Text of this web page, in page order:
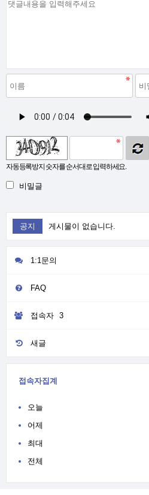
자동등록방지 숫자를 순서대로 입력하세요.
비밀글
공지 게시물이 없습니다.
1:1문의
FAQ
접속자 3
새글
접속자집계
오늘
어제
최대
전체